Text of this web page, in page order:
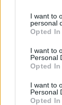
I want to
personal
Opted In
I want to
Personal
Opted In
I want to
Personal
Opted In
Maria -